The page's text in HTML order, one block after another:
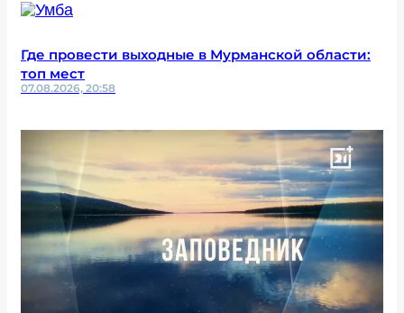
Где провести выходные в Мурманской области:
топ мест
07.08.2026, 20:58